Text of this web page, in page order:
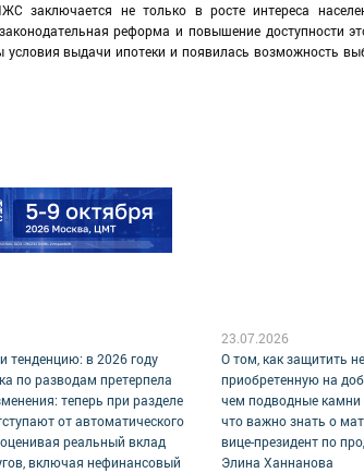
заключается не только в росте интереса
реформа и повышение доступности
выдачи ипотеки и появилась возможность
тенденцию: в 2026 году
по разводам претерпела
теперь при разделе
от автоматического
реальный вклад
включая нефинансовый
23.07.2026
О том, как защитить
приобретенную на
чем подводные камни
что важно знать о
вице-президент по
Элина Ханнанова